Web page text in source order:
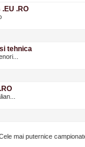
.RO
tehnica
mai puternice